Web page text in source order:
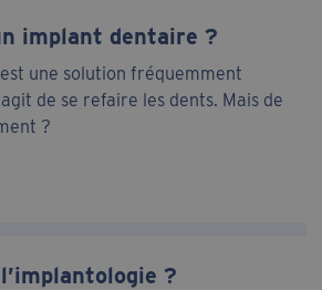
implant dentaire ?
une solution fréquemment
de se refaire les dents. Mais de
?
?